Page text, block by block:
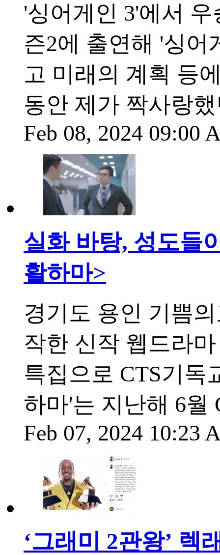
'싱어게인 3'에서
즌2에 출연해 '싱어
고 미래의 계획 등
동안 제가 짝사랑
Feb 08, 2024 09:00
실화 바탕, 성도들
활하마>
경기도 용인 기쁨
작한 신작 웹드라
특집으로 CTS기독
하마'는 지난해 6
Feb 07, 2024 10:23
‘그래미 2관왕’ 렉